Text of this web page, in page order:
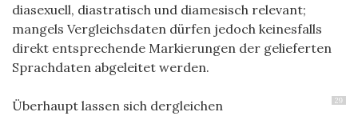
diasexuell, diastratisch und diamesisch relevant;
mangels Vergleichsdaten dürfen jedoch keinesfalls
direkt entsprechende Markierungen der gelieferten
Sprachdaten abgeleitet werden.
29
Überhaupt lassen sich dergleichen